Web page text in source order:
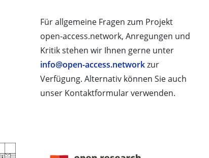
Für allgemeine Fragen zum Projekt
open-access.network, Anregungen und
Kritik stehen wir Ihnen gerne unter
info@open-access.networkzur
Verfügung. Alternativ können Sie auch
unser Kontaktformular verwenden.